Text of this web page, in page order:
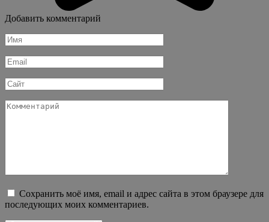
Добавить комментарий
Имя
*
Email
*
Сайт
Комментарий
Сохранить моё имя, email и адрес сайта в этом браузере для
последующих моих комментариев.